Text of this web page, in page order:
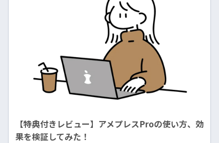
【特典付きレビュー】アメプレスProの使い方、効
果を検証してみた！